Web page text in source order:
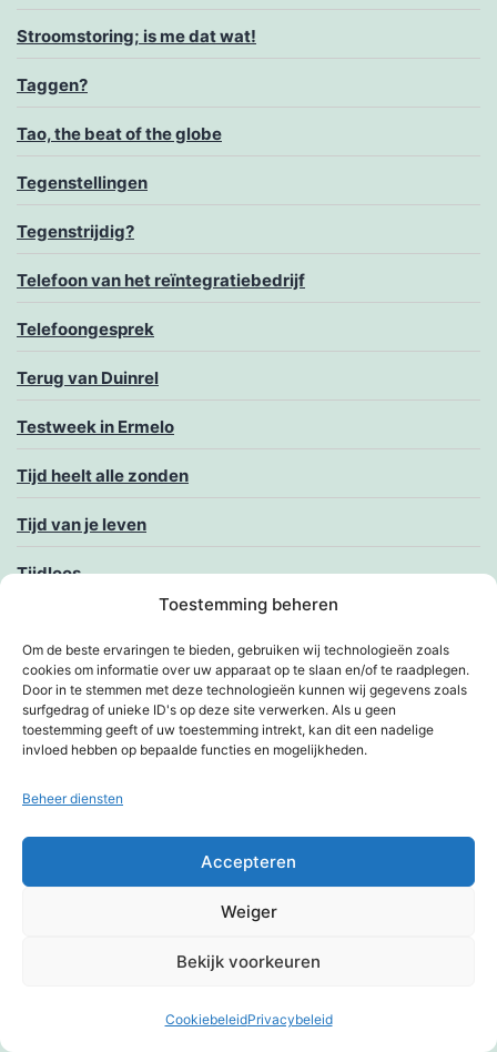
Toestemming beheren
Om de beste ervaringen te bieden, gebruiken wij technologieën zoals
cookies om informatie over uw apparaat op te slaan en/of te raadplegen.
Door in te stemmen met deze technologieën kunnen wij gegevens zoals
surfgedrag of unieke ID's op deze site verwerken. Als u geen
toestemming geeft of uw toestemming intrekt, kan dit een nadelige
invloed hebben op bepaalde functies en mogelijkheden.
Beheer diensten
Accepteren
Weiger
Bekijk voorkeuren
CookiebeleidPrivacybeleid
Stroomstoring; is me dat wat!
Taggen?
Tao, the beat of the globe
Tegenstellingen
Tegenstrijdig?
Telefoon van het reïntegratiebedrijf
Telefoongesprek
Terug van Duinrel
Testweek in Ermelo
Tijd heelt alle zonden
Tijd van je leven
Tijdloos
Toevallige ontmoeting
Touching the rock
Tv, de tijd van je leven met Kim
Donkere modus: